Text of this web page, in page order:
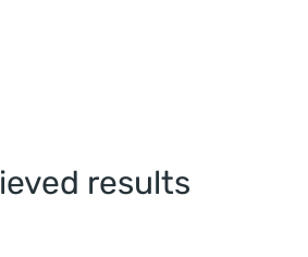
results